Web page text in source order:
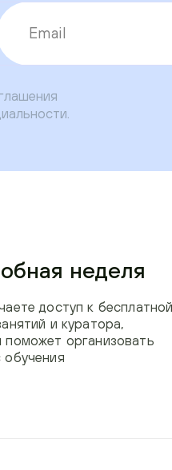
неделя
доступ к бесплатной
и куратора,
поможет организовать